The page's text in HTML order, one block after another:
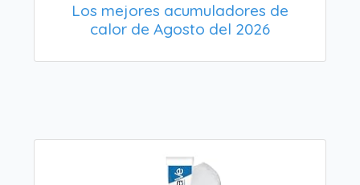
Los mejores acumuladores de
calor de Agosto del 2026